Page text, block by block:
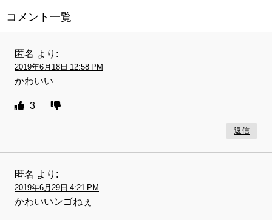
コメント一覧
匿名 より:
2019年6月18日 12:58 PM
かわいい
3
返信
匿名 より:
2019年6月29日 4:21 PM
かわいいンゴねぇ